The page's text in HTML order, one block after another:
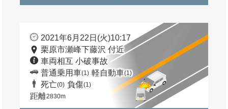
2021年6月22日(火)10:17
栗原市瀬峰下藤沢 付近
車両相互 小破事故
普通乗用車(1) 軽自動車(1)
死亡(0) 負傷(1)
距離2830m